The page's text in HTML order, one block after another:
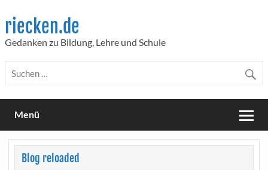
content
riecken.de
Gedanken zu Bildung, Lehre und Schule
Menü
Blog reloaded